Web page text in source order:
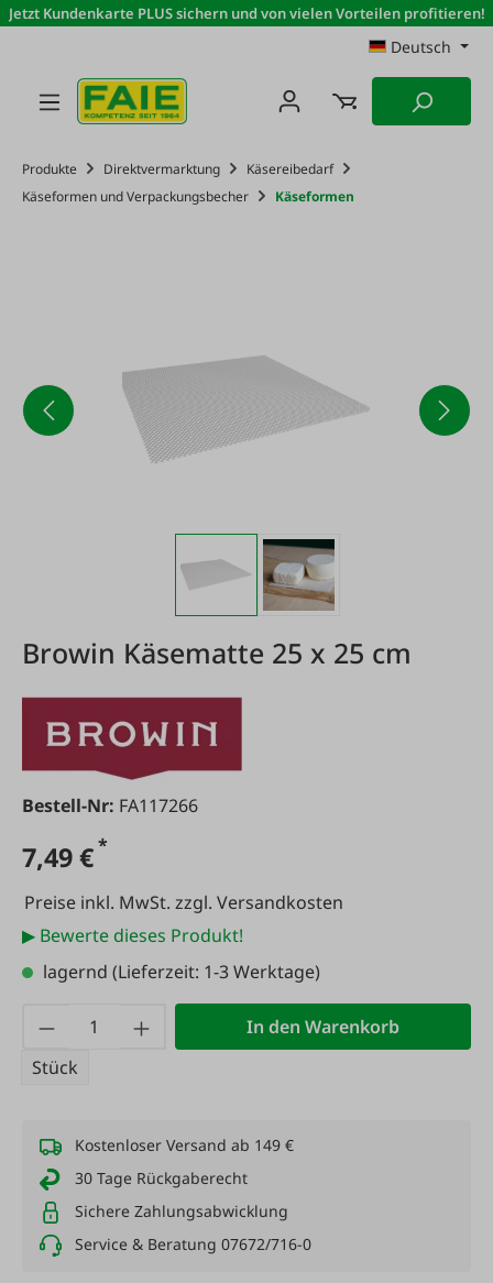
Zum Hauptinhalt springen
Jetzt Kundenkarte PLUS sichern und von vielen Vorteilen profitieren!
Deutsch
Produkte Direktvermarktung
Käsereibedarf
Käseformen und Verpackungsbecher
Käseformen
Browin Käsematte 25 x 25 cm
Bestell-Nr: FA117266
7,49 €*
Preise inkl. MwSt. zzgl. Versandkosten
▶ Bewerte dieses Produkt!
lagernd (Lieferzeit: 1-3 Werktage)
Produkt Anzahl: Gib den gewünschten
Stück
In den Warenkorb
Kostenloser Versand ab 149 €
30 Tage Rückgaberecht
Sichere Zahlungsabwicklung
Service & Beratung 07672/716-0